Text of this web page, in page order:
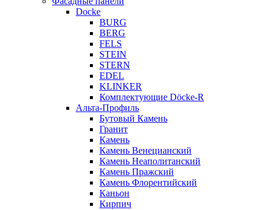
Docke
BURG
BERG
FELS
STEIN
STERN
EDEL
KLINKER
Комплектующие Döcke-R
Альта-Профиль
Бутовый Камень
Гранит
Камень
Камень Венецианский
Камень Неаполитанский
Камень Пражский
Камень Флорентийский
Каньон
Кирпич